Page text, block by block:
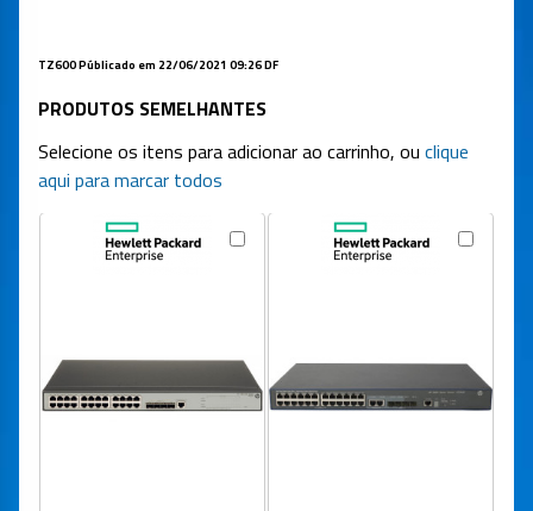
TZ600 Públicado em 22/06/2021 09:26 DF
PRODUTOS SEMELHANTES
Selecione os itens para adicionar ao carrinho, ou clique
aqui para marcar todos